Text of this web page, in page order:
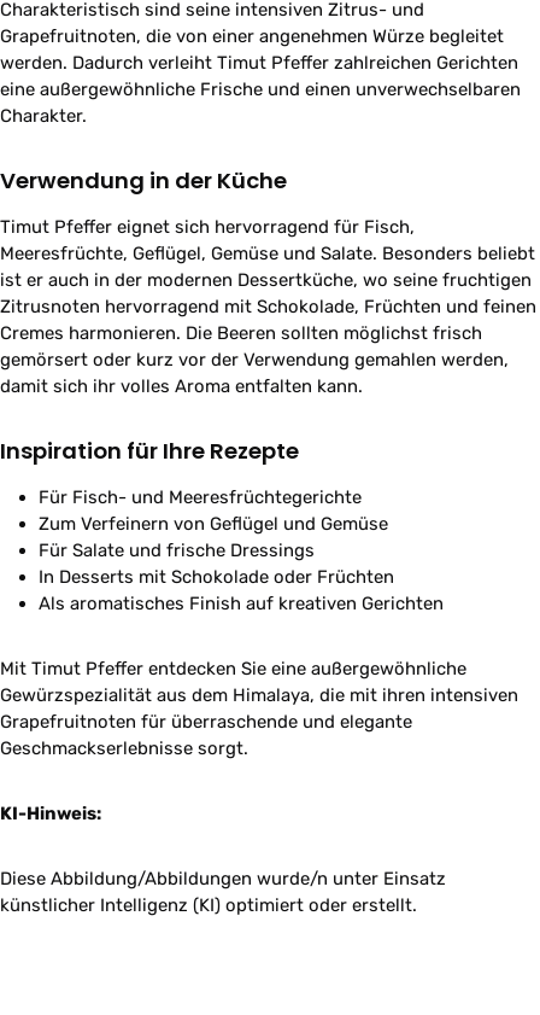
Charakteristisch sind seine intensiven Zitrus- und
Grapefruitnoten, die von einer angenehmen Würze begleitet
werden. Dadurch verleiht Timut Pfeffer zahlreichen Gerichten
eine außergewöhnliche Frische und einen unverwechselbaren
Charakter.
Verwendung in der Küche
Timut Pfeffer eignet sich hervorragend für Fisch,
Meeresfrüchte, Geflügel, Gemüse und Salate. Besonders beliebt
ist er auch in der modernen Dessertküche, wo seine fruchtigen
Zitrusnoten hervorragend mit Schokolade, Früchten und feinen
Cremes harmonieren. Die Beeren sollten möglichst frisch
gemörsert oder kurz vor der Verwendung gemahlen werden,
damit sich ihr volles Aroma entfalten kann.
Inspiration für Ihre Rezepte
Für Fisch- und Meeresfrüchtegerichte
Zum Verfeinern von Geflügel und Gemüse
Für Salate und frische Dressings
In Desserts mit Schokolade oder Früchten
Als aromatisches Finish auf kreativen Gerichten
Mit Timut Pfeffer entdecken Sie eine außergewöhnliche
Gewürzspezialität aus dem Himalaya, die mit ihren intensiven
Grapefruitnoten für überraschende und elegante
Geschmackserlebnisse sorgt.
KI-Hinweis:
Diese Abbildung/Abbildungen wurde/n unter Einsatz
künstlicher Intelligenz (KI) optimiert oder erstellt.